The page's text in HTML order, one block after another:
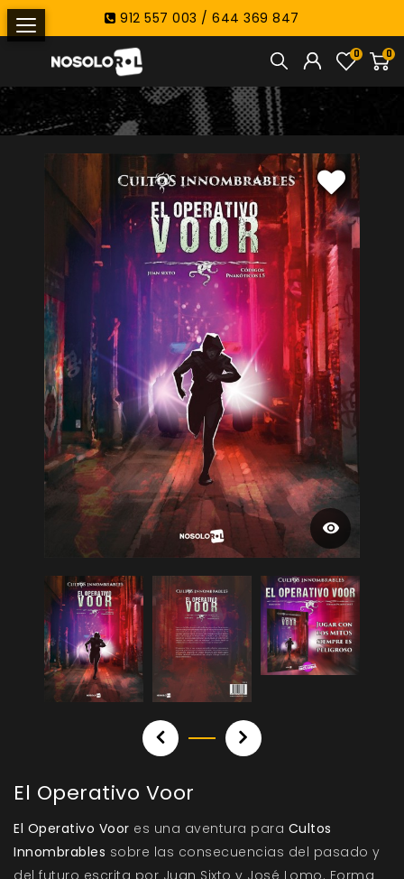
912 557 003 / 644 369 847
0
0
El Operativo Voor
El Operativo Voor es una aventura para Cultos
Innombrables sobre las consecuencias del pasado y